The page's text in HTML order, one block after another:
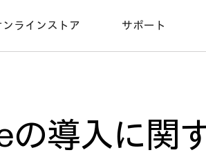
ンラインストア サポート
の導入に関